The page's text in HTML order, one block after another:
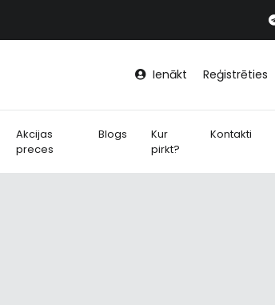
Ienākt Reģistrēties
Akcijas
preces
Blogs
Kur
pirkt?
Kontakti